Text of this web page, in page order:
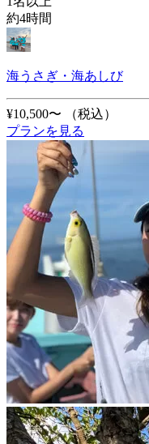
約4時間
海うさぎ・海あしび
¥10,500〜
（税込）
プランを見る